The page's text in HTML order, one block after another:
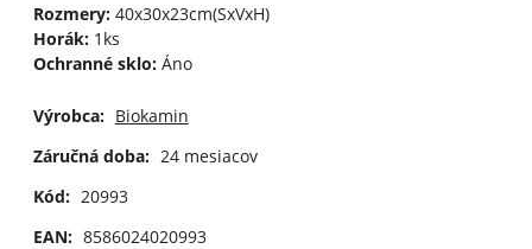
Rozmery:40x30x23cm(SxVxH)
Horák: 1ks
Ochranné sklo:Áno
Výrobca: Biokamin
Záručná doba: 24 mesiacov
Kód: 20993
EAN: 8586024020993